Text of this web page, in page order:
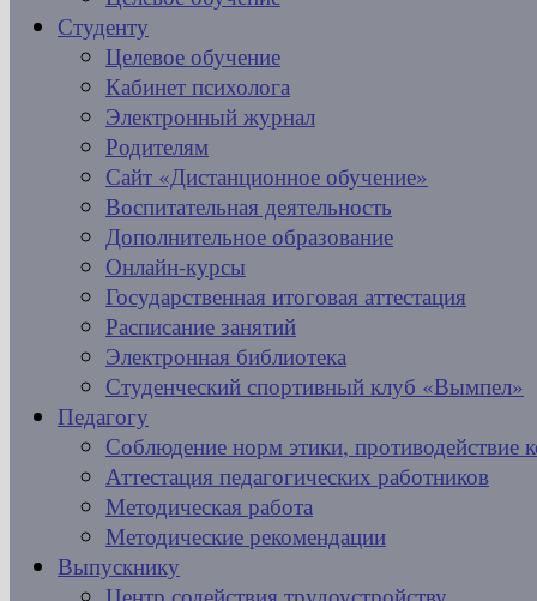
Студенту
Целевое обучение
Кабинет психолога
Электронный журнал
Родителям
Сайт «Дистанционное обучение»
Воспитательная деятельность
Дополнительное образование
Онлайн-курсы
Государственная итоговая аттестация
Расписание занятий
Электронная библиотека
Студенческий спортивный клуб «Вымпел»
Педагогу
Соблюдение норм этики, противодействие
Аттестация педагогических работников
Методическая работа
Методические рекомендации
Выпускнику